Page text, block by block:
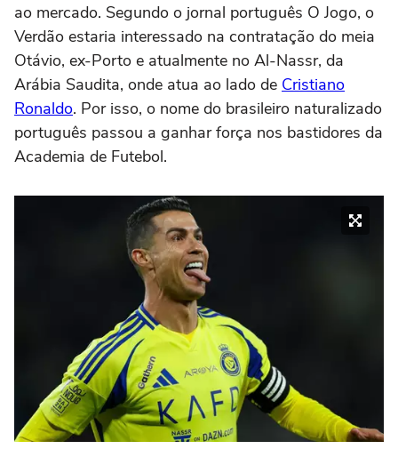
ao mercado. Segundo o jornal português O Jogo, o
Verdão estaria interessado na contratação do meia
Otávio, ex-Porto e atualmente no Al-Nassr, da
Arábia Saudita, onde atua ao lado de Cristiano
Ronaldo. Por isso, o nome do brasileiro naturalizado
português passou a ganhar força nos bastidores da
Academia de Futebol.